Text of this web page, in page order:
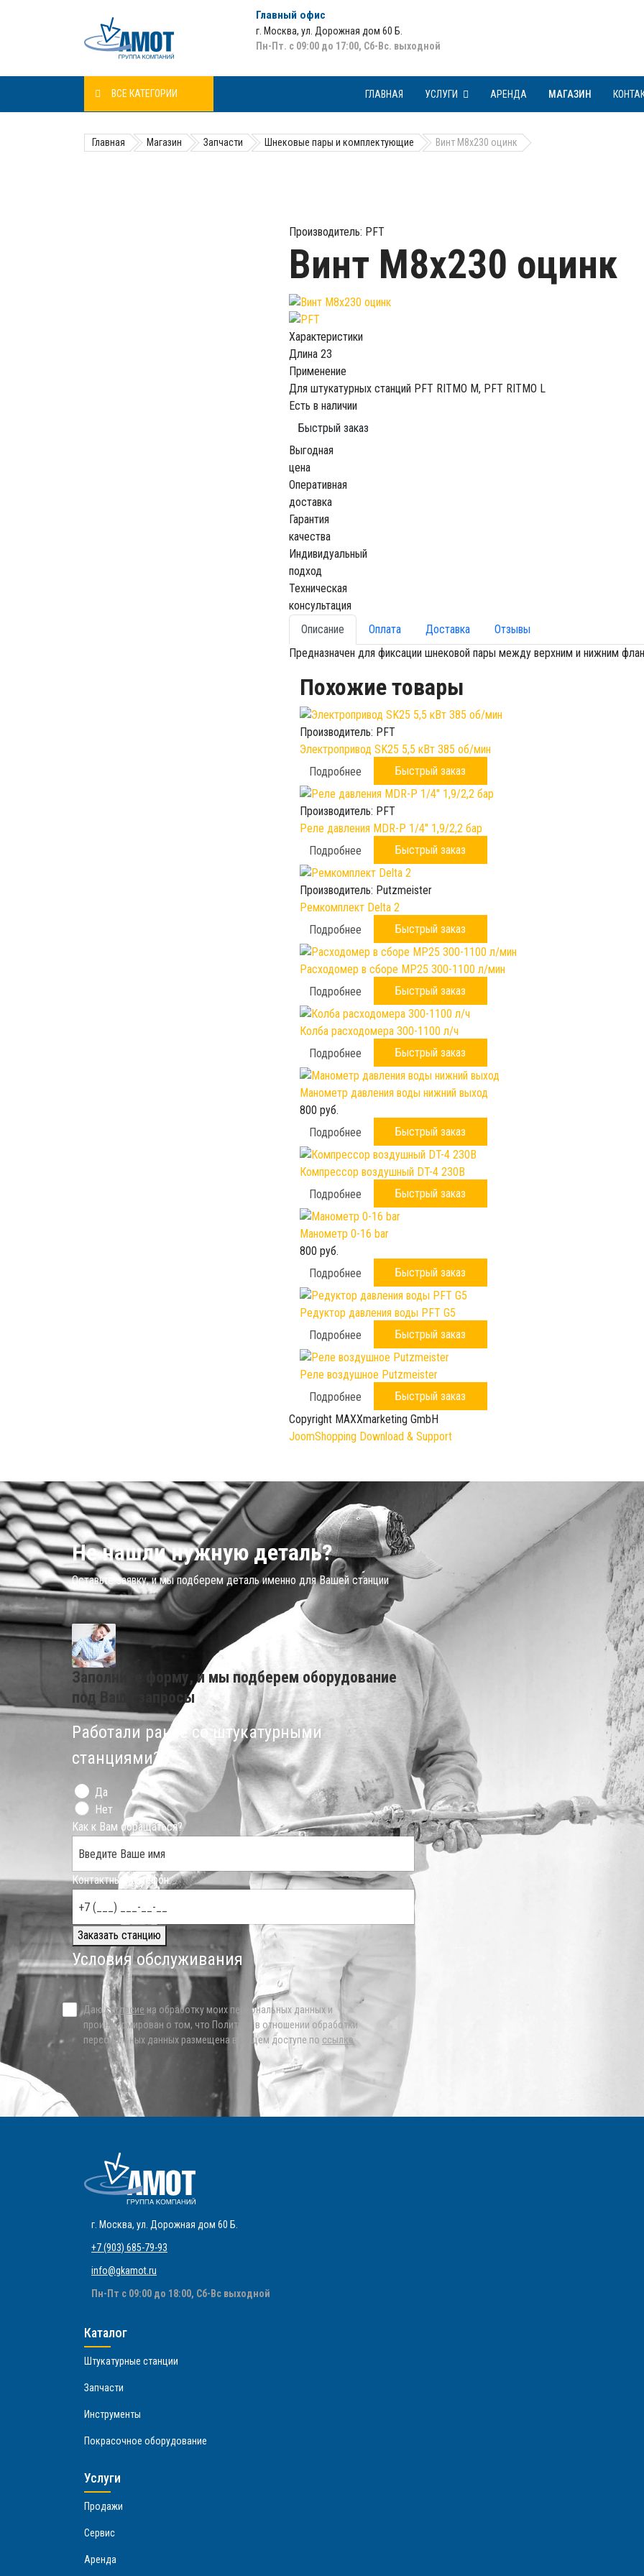
Главный офис
г. Москва,ул. Дорожная дом 60 Б
Пн-Пт. с 09:00 до 17:00, Сб-Вс. выходной
ВСЕ КАТЕГОРИИ ГЛАВНАЯ УСЛУГИ АРЕНДА МАГАЗИН
Главная Магазин Запчасти Шнековые пары и комплектующие Винт M8x230 оцинк
Производитель: PFT
Винт M8x230 оцинк
Характеристики
Длина 23
Применение
Для штукатурных станций PFT RITMO M, PFT RITMO L
Есть в наличии
Быстрый заказ
Выгодная
цена
Оперативная
доставка
Гарантия
качества
Индивидуальный
подход
Техническая
консультация
Описание
Оплата Доставка
Отзывы
Предназначен для фиксации шнековой пары между верхним и нижним
Похожие товары
Производитель: PFT
Электропривод SK25 5,5 кВт 385 об/мин
Подробнее
Быстрый заказ
Производитель: PFT
Реле давления MDR-P 1/4" 1,9/2,2 бар
Подробнее
Быстрый заказ
Производитель: Putzmeister
Ремкомплект Delta 2
Подробнее
Быстрый заказ
Расходомер в сборе МР25 300-1100 л/мин
Подробнее
Быстрый заказ
Колба расходомера 300-1100 л/ч
Подробнее
Быстрый заказ
Манометр давления воды нижний выход
800 руб.
Подробнее
Быстрый заказ
Компрессор воздушный DT-4 230B
Подробнее
Быстрый заказ
Манометр 0-16 bar
800 руб.
Подробнее
Быстрый заказ
Редуктор давления воды PFT G5
Подробнее
Быстрый заказ
Реле воздушное Putzmeister
Подробнее
Быстрый заказ
Copyright MAXXmarketing GmbH
JoomShopping Download & Support
Не нашли нужную деталь?
Оставьте заявку, и мы подберем деталь именно для Вашей станции
Заполните форму, и мы подберем оборудование
под Ваши запросы
Работали ранее со штукатурными
станциями?
Да
Нет
Как к Вам обращаться?
Контактный телефон:
Заказать станцию
Условия обслуживания
Даюсогласие на обработку моих персональных данных и
проинформирован о том, что Политика в отношении обработки
персональных данных размещена в общем доступе по ссылке
г. Москва, ул. Дорожная дом 60 Б
+7 (903) 685-79-93
info@gkamot.ru
Пн-Пт с 09:00 до 18:00, Сб-Вс выходной
Каталог
Штукатурные станции
Запчасти
Инструменты
Покрасочное оборудование
Услуги
Продажи
Сервис
Аренда